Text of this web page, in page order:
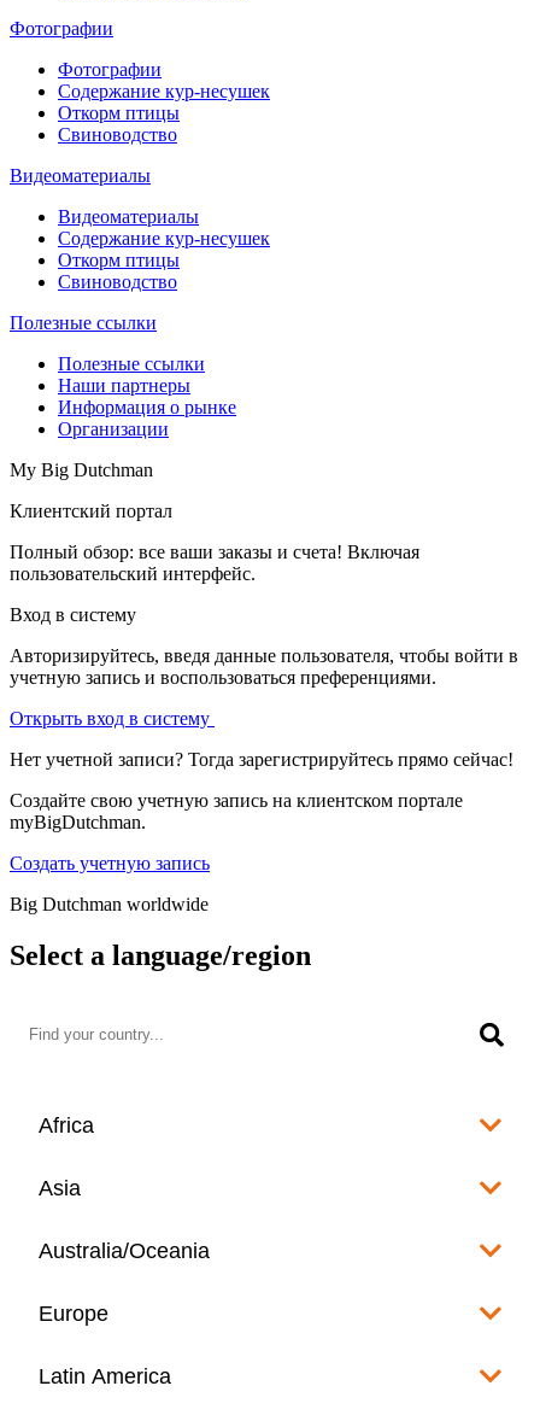
Фотографии
Фотографии
Содержание кур-несушек
Откорм птицы
Свиноводство
Видеоматериалы
Видеоматериалы
Содержание кур-несушек
Откорм птицы
Свиноводство
Полезные ссылки
Полезные ссылки
Наши партнеры
Информация о рынке
Организации
My Big Dutchman
Клиентский портал
Полный обзор: все ваши заказы и счета! Включая
пользовательский интерфейс.
Вход в систему
Авторизируйтесь, введя данные пользователя, чтобы войти в
учетную запись и воспользоваться преференциями.
Открыть вход в систему
Нет учетной записи? Тогда зарегистрируйтесь прямо сейчас!
Создайте свою учетную запись на клиентском портале
myBigDutchman.
Создать учетную запись
Big Dutchman worldwide
Select a language/region
Africa
Angola
Français
Asia
Afghanistan
Bangladesh
Australia/Oceania
Fiji
Europe
Albania
Latin America